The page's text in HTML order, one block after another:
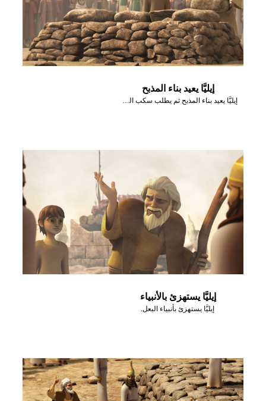
إيليَّا يعيد بناء المذبح
إيليَّا يعيد بناء المذبح ثم يطلب سكب الماء عليه
إيليَّا يستهزئ بالأنبياء
إيليَّا يستهزئ بأنبياء البعل.